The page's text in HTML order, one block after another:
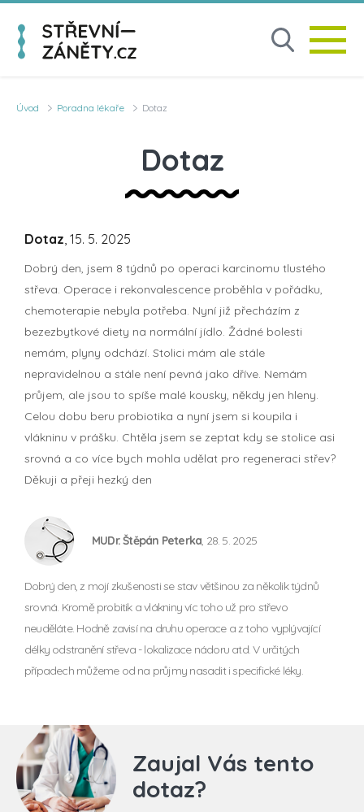
Úvod Poradna lékaře Dotaz
Dotaz
Dotaz, 15. 5. 2025
Dobrý den, jsem 8 týdnů po operaci karcinomu tlustého
střeva. Operace i rekonvalescence proběhla v pořádku,
chemoterapie nebyla potřeba. Nyní již přecházím z
bezezbytkové diety na normální jídlo. Žádné bolesti
nemám, plyny odchází. Stolici mám ale stále
nepravidelnou a stále není pevná jako dříve. Nemám
průjem, ale jsou to spíše malé kousky, někdy jen hleny.
Celou dobu beru probiotika a nyní jsem si koupila i
vlákninu v prášku. Chtěla jsem se zeptat kdy se stolice asi
srovná a co více bych mohla udělat pro regeneraci střev?
Děkuji a přeji hezký den
MUDr. Štěpán Peterka, 28. 5. 2025
Dobrý den, z mojí zkušenosti se stav většinou za několik týdnů
srovná. Kromě probitik a vlákniny víc toho už pro střevo
neuděláte. Hodně zavisí na druhu operace a z toho vyplývající
délky odstranění střeva - lokalizace nádoru atd. V určitých
případech můžeme od na průjmy nasadit i specifické léky.
Zaujal Vás tento
dotaz?